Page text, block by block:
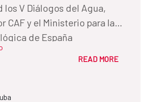
los V Diálogos del Agua,
CAF y el Ministerio para la
de España
READ MORE